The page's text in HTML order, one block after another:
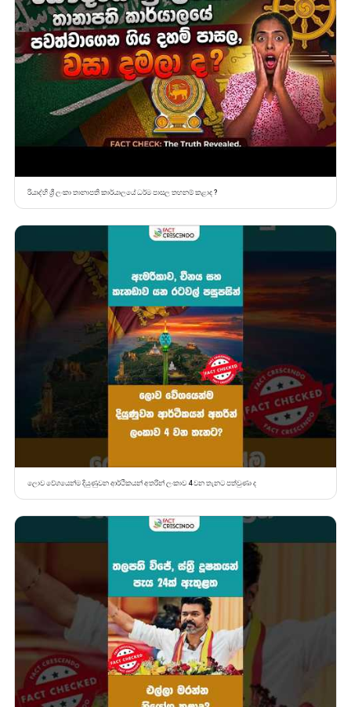
රියාද්හි ශ්‍රී ලංකා තානාපති කාර්යාලයේ ධර්ම පාසල තහනම් කළාද ?
ලොව වේගයෙන්ම දියුණුවන ආර්ථිකයන් අතරින් ලංකාව 4 වන තැනට පත්වුණා ද